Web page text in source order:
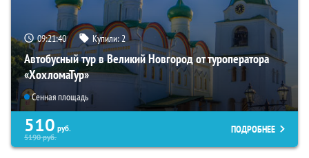
09:21:38 Купили:2
Автобусный тур в Великий Новгород от туроператора
«ХохломаТур»
Сенная площадь
510 руб.
5190руб.
ПОДРОБНЕЕ